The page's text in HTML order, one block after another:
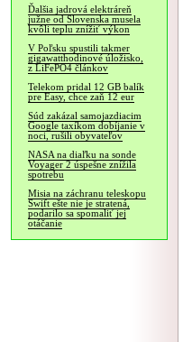
Ďalšia jadrová elektráreň
južne od Slovenska musela
kvôli teplu znížiť výkon
V Poľsku spustili takmer
gigawatthodinové úložisko,
z LiFePO4 článkov
Telekom pridal 12 GB balík
pre Easy, chce zaň 12 eur
Súd zakázal samojazdiacim
Google taxíkom dobíjanie v
noci, rušili obyvateľov
NASA na diaľku na sonde
Voyager 2 úspešne znížila
spotrebu
Misia na záchranu teleskopu
Swift ešte nie je stratená,
podarilo sa spomaliť jej
otáčanie